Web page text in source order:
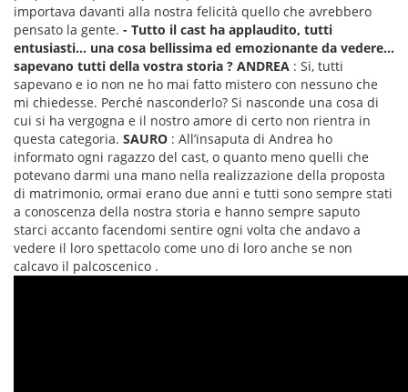
importava davanti alla nostra felicità quello che avrebbero
pensato la gente. - Tutto il cast ha applaudito, tutti
entusiasti... una cosa bellissima ed emozionante da vedere...
sapevano tutti della vostra storia ? ANDREA : Si, tutti
sapevano e io non ne ho mai fatto mistero con nessuno che
mi chiedesse. Perché nasconderlo? Si nasconde una cosa di
cui si ha vergogna e il nostro amore di certo non rientra in
questa categoria. SAURO : All’insaputa di Andrea ho
informato ogni ragazzo del cast, o quanto meno quelli che
potevano darmi una mano nella realizzazione della proposta
di matrimonio, ormai erano due anni e tutti sono sempre stati
a conoscenza della nostra storia e hanno sempre saputo
starci accanto facendomi sentire ogni volta che andavo a
vedere il loro spettacolo come uno di loro anche se non
calcavo il palcoscenico .